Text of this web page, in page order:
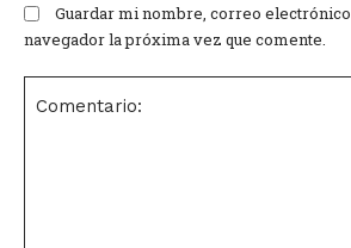
Guardar mi nombre, correo
navegador la próxima vez que comente.